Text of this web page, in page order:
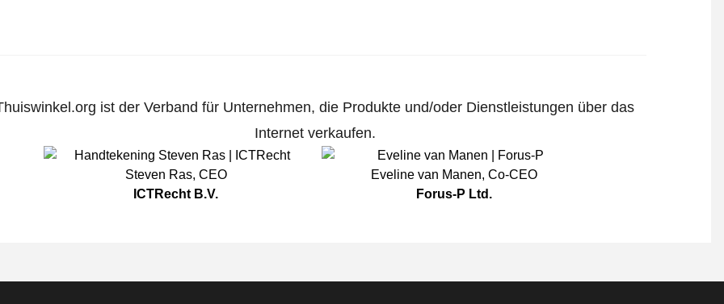
ist der Verband für Unternehmen, die Produkte und/oder Dienstleistungen über das
Internet verkaufen.
Steven Ras, CEO
ICTRecht B.V.
Eveline van Manen, Co-CEO
Forus-P Ltd.